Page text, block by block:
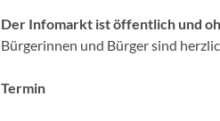
Der Infomarkt ist öffentlich und
Bürgerinnen und Bürger sind
Termin